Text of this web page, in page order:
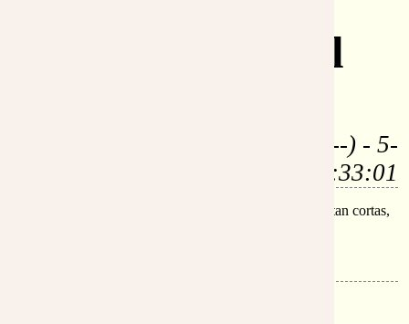
Encarnación del
Jordi (219.115.231.---) - 5-
abr-2006, 2:33:01
Gracias Isaías. Siento que todas las palabras quedan tan cortas,